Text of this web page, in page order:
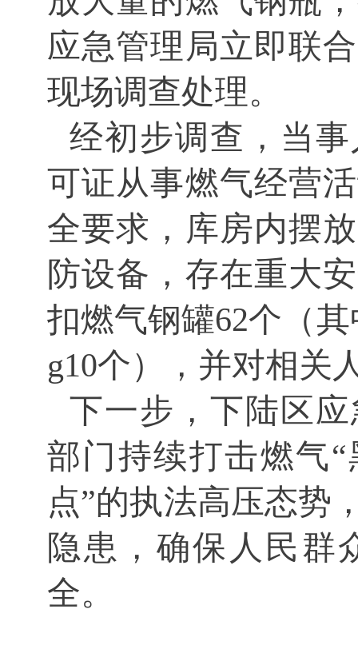
应急管理局立即联
现场调查处理。
经初步调查，当
可证从事燃气经营
全要求 ， 库房内摆
防设备，存在重大
扣燃气钢罐62个 （
g10个）
，并对相关
下一步， 下陆区
部门持续打击燃气
点”的执法高压态势
隐患，确保人民群
全。